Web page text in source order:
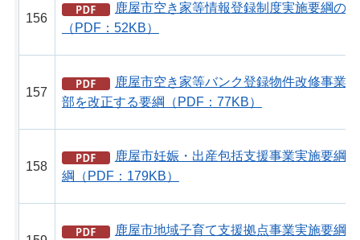
156
鹿屋市空き家等情報登録制度実施要綱の
（PDF：52KB）
157
鹿屋市空き家等バンク登録物件改修事業
部を改正する要綱（PDF：77KB）
158
鹿屋市妊娠・出産包括支援事業実施要綱
綱（PDF：179KB）
鹿屋市地域子育て支援拠点事業実施要綱